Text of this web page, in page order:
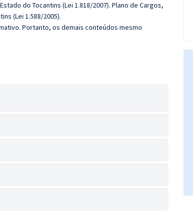
do Tocantins (Lei 1.818/2007). Plano de Cargos,
(Lei 1.588/2005).
Portanto, os demais conteúdos mesmo